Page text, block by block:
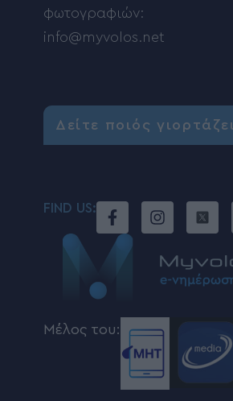
φωτογραφιών:
info@myvolos.net
Δείτε ποιός γιορτάζει
FIND US:
Μέλος του: